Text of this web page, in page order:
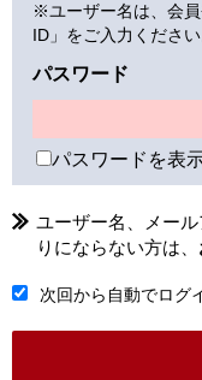
※ユーザー名は、会
ID」をご入力ください
パスワード
パスワードを表
ユーザー名、メー
りにならない方は、
次回から自動でログ